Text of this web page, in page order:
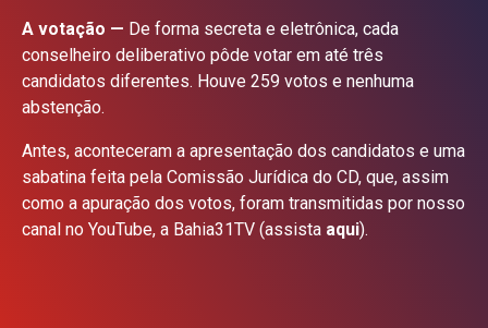
A votação — De forma secreta e eletrônica, cada
conselheiro deliberativo pôde votar em até três
candidatos diferentes. Houve 259 votos e nenhuma
abstenção.
Antes, aconteceram a apresentação dos candidatos e uma
sabatina feita pela Comissão Jurídica do CD, que, assim
como a apuração dos votos, foram transmitidas por nosso
canal no YouTube, a Bahia31TV (assista aqui).